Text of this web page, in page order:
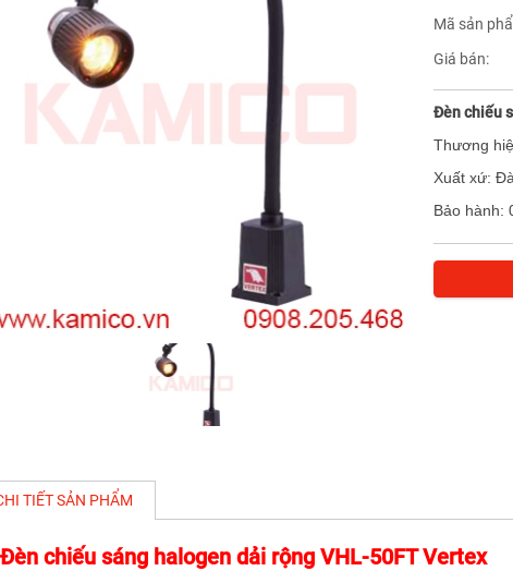
Mã sản
Giá bán:
Đèn chiếu
Thương
Xuất xứ:
Bảo hành:
TIẾT SẢN PHẨM
Đèn chiếu sáng halogen dải rộng VHL-50FT Vertex